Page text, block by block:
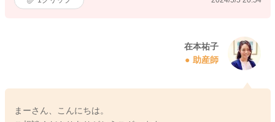
在本祐子
助産師
まーさん、こんにちは。